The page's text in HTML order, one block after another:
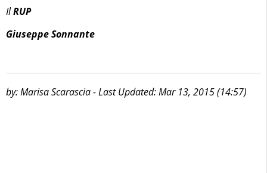
IlRUP
Giuseppe Sonnante
by: Marisa Scarascia - Last Updated: Mar 13, 2015 (14:57)